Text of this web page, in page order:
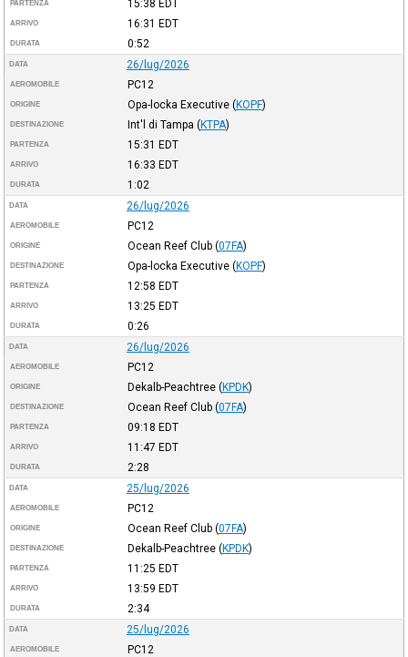
PARTENZA 15:38 EDT
ARRIVO 16:31 EDT
DURATA 0:52
DATA 26/lug/2026
AEROMOBILE PC12
ORIGINE Opa-locka Executive (KOPF)
DESTINAZIONE Int'l di Tampa (KTPA)
PARTENZA 15:31 EDT
ARRIVO 16:33 EDT
DURATA 1:02
DATA 26/lug/2026
AEROMOBILE PC12
ORIGINE Ocean Reef Club (07FA)
DESTINAZIONE Opa-locka Executive (KOPF)
PARTENZA 12:58 EDT
ARRIVO 13:25 EDT
DURATA 0:26
DATA 26/lug/2026
AEROMOBILE PC12
ORIGINE Dekalb-Peachtree (KPDK)
DESTINAZIONE Ocean Reef Club (07FA)
PARTENZA 09:18 EDT
ARRIVO 11:47 EDT
DURATA 2:28
DATA 25/lug/2026
AEROMOBILE PC12
ORIGINE Ocean Reef Club (07FA)
DESTINAZIONE Dekalb-Peachtree (KPDK)
PARTENZA 11:25 EDT
ARRIVO 13:59 EDT
DURATA 2:34
DATA 25/lug/2026
AEROMOBILE PC12